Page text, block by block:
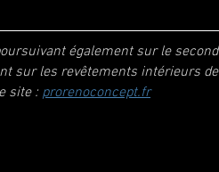
également sur le second
sur les revêtements intérieurs de
site : prorenoconcept.fr